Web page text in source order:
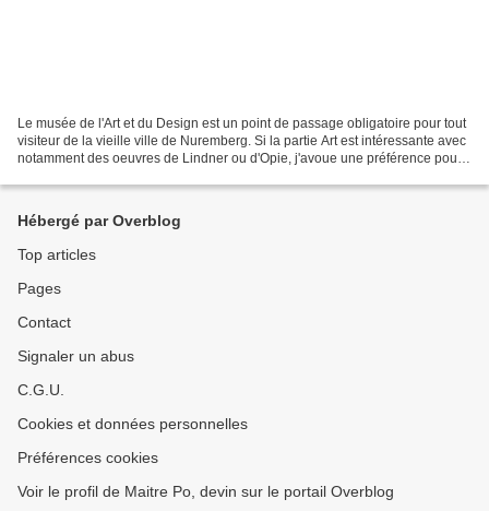
Le musée de l'Art et du Design est un point de passage obligatoire pour tout
visiteur de la vieille ville de Nuremberg. Si la partie Art est intéressante avec
notamment des oeuvres de Lindner ou d'Opie, j'avoue une préférence pour
Hébergé par Overblog
Top articles
Pages
Contact
Signaler un abus
C.G.U.
Cookies et données personnelles
Préférences cookies
Voir le profil de Maitre Po, devin sur le portail Overblog